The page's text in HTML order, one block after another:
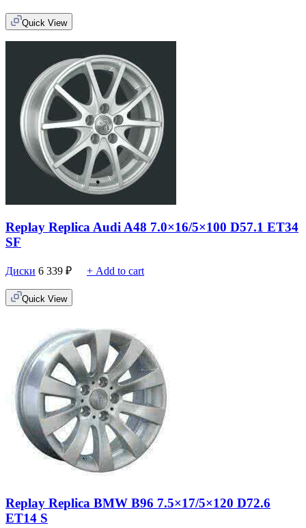
Quick View
Replay Replica Audi A48 7.0×16/5×100 D57.1 ET34
SF
Диски 6 339 ₽ + Add to cart
Quick View
Replay Replica BMW B96 7.5×17/5×120 D72.6
ET14 S